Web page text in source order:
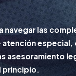
navegar las
atención
asesoramiento
principio.